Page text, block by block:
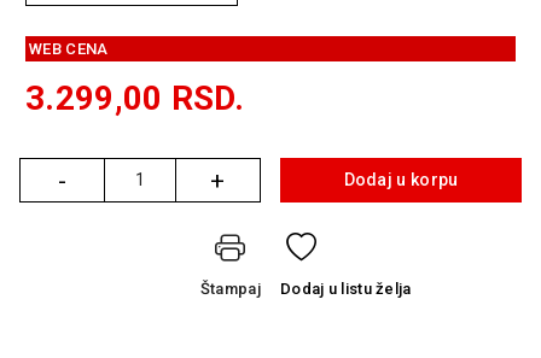
OPREMA
ŠTAMPAČI,
FOTOAPARATI
WEB CENA
3.299,00 RSD.
-
Količina + Dodaj u korpu
Štampaj Dodaj u listu želja